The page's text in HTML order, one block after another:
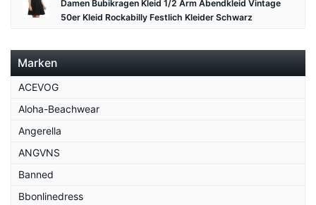
Damen Bubikragen Kleid 1/2 Arm Abendkleid Vintage
50er Kleid Rockabilly Festlich Kleider Schwarz
Marken
ACEVOG
Aloha-Beachwear
Angerella
ANGVNS
Banned
Bbonlinedress